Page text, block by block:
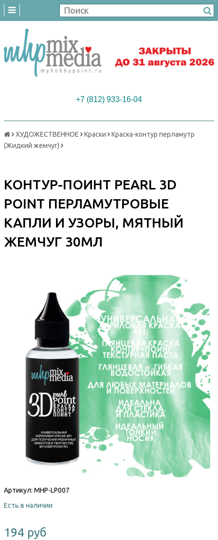
+7 (812) 933-16-04
ХУДОЖЕСТВЕННОЕ Краски
Краска-контур перламутр
(Жидкий жемчуг)
КОНТУР-ПОИНТ PEARL 3D
POINT ПЕРЛАМУТРОВЫЕ
КАПЛИ И УЗОРЫ, МЯТНЫЙ
ЖЕМЧУГ 30МЛ
Артикул: MHP-LP007
Есть в наличии
194 руб